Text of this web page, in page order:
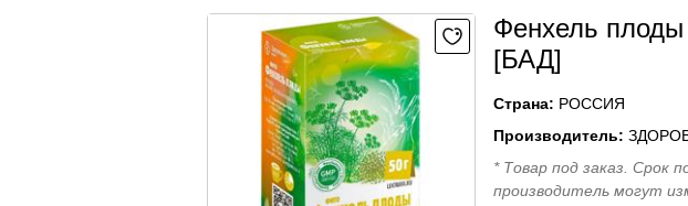
Фенхель плоды
[БАД]
Страна: РОССИЯ
Производитель:
* Товар под заказ. Срок
производитель могут